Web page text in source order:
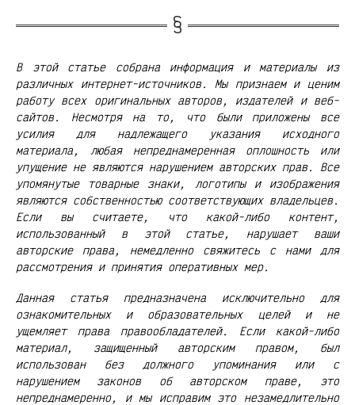
В этой статье собрана информация и материалы из
различных интернет-источников. Мы признаем и ценим
работу всех оригинальных авторов, издателей и веб-
сайтов. Несмотря на то, что были приложены все
усилия для надлежащего указания исходного
материала, любая непреднамеренная оплошность или
упущение не являются нарушением авторских прав. Все
упомянутые товарные знаки, логотипы и изображения
являются собственностью соответствующих владельцев.
Если вы считаете, что какой-либо контент,
использованный в этой статье, нарушает ваши
авторские права, немедленно свяжитесь с нами для
рассмотрения и принятия оперативных мер.
Данная статья предназначена исключительно для
ознакомительных и образовательных целей и не
ущемляет права правообладателей. Если какой-либо
материал, защищенный авторским правом, был
использован без должного упоминания или с
нарушением законов об авторском праве, это
непреднамеренно, и мы исправим это незамедлительно